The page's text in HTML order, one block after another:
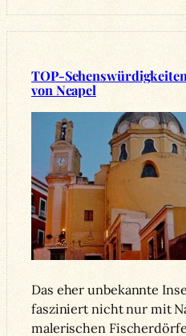
TOP-
von Neapel
Das eher unbekannte
fasziniert nicht nur mit
malerischen